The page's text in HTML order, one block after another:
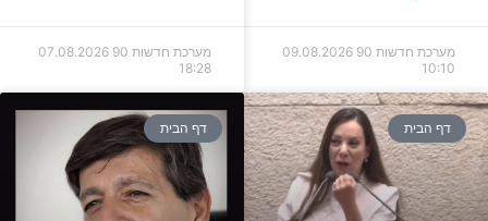
מערכת חדשות 90
09.08.2026
10:10
מערכת חדשות 90
07.08.2026
18:28
דף הבית דף הבית